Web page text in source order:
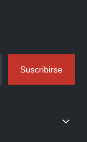
Suscribirse